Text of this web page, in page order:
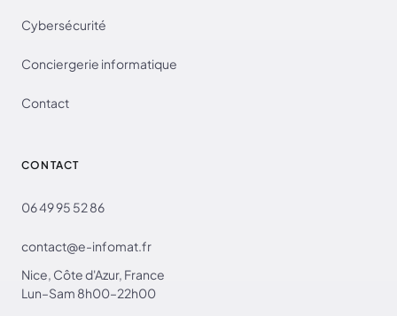
Cybersécurité
Conciergerie informatique
Contact
CONTACT
06 49 95 52 86
contact@e-infomat.fr
Nice, Côte d'Azur, France
Lun–Sam 8h00–22h00